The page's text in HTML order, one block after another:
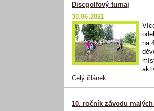
Discgolfový turnaj
30.06.2021
na
Celý článek
10. ročník závodu